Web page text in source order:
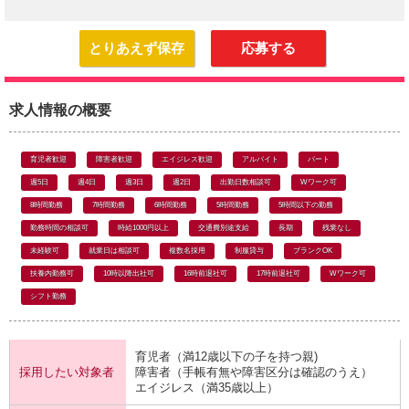
とりあえず保存 応募する
求人情報の概要
育児者歓迎 障害者歓迎 エイジレス歓迎 アルバイト パート
週5日 週4日 週3日 週2日 出勤日数相談可 Wワーク可
8時間勤務 7時間勤務 6時間勤務 5時間勤務 5時間以下の勤務
勤務時間の相談可 時給1000円以上 交通費別途支給 長期 残業なし
未経験可 就業日は相談可 複数名採用 制服貸与 ブランクOK
扶養内勤務可 10時以降出社可 16時前退社可 17時前退社可 Wワーク可
シフト勤務
採用したい対象者
育児者（満12歳以下の子を持つ親)
障害者（手帳有無や障害区分は確認のうえ）
エイジレス（満35歳以上）